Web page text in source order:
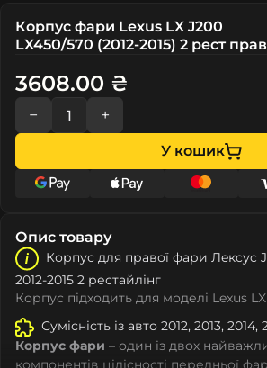
Корпус фари Lexus LX J200
LX450/570 (2012-2015) 2 рест
3608.00 ₴
− +
У кошик
Опис товару
Корпус для правої фари Лeкcуc
2012-2015 2 рестайлінг
Корпус підходить для моделі Lexus
Сумісність із авто 2012, 2013,
Корпус фари – один із двох
компонентів цілісності передньої